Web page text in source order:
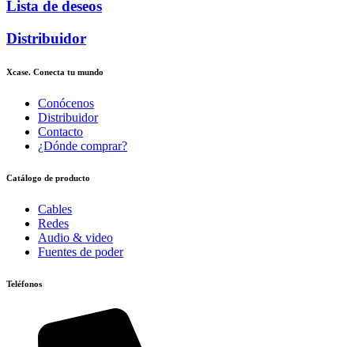
Lista de deseos
Distribuidor
Xcase. Conecta tu mundo
Conócenos
Distribuidor
Contacto
¿Dónde comprar?
Catálogo de producto
Cables
Redes
Audio & video
Fuentes de poder
Teléfonos